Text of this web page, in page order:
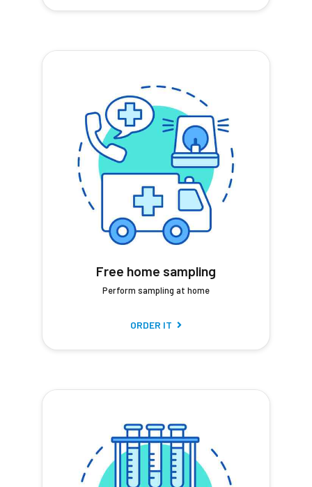
Free home sampling
Perform sampling at home
ORDER IT